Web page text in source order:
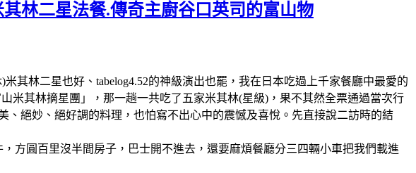
林二星法餐.傳奇主廚谷口英司的富山物
其林二星也好、tabelog4.52的神級演出也罷，我在日本吃過上千家餐廳中最愛的
米其林摘星團」，那一趟一共吃了五家米其林(星級)，果不其然全票通過當次行
絕妙、絕好調的料理，也怕寫不出心中的震憾及喜悅。先直接說二訪時的結
方圓百里沒半間房子，巴士開不進去，還要麻煩餐廳分三四輛小車把我們載進